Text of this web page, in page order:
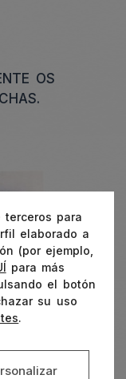
OS
terceros para
elaborado a
(por ejemplo,
para más
el botón
su uso
.